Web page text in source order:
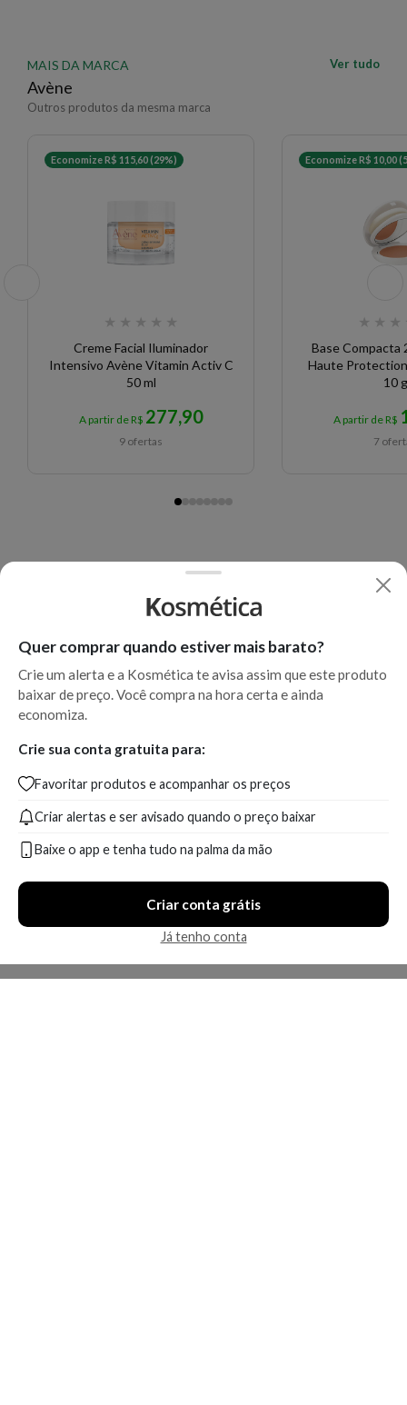
MAIS DA MARCA
Avène
Outros produtos da mesma marca
Ver tudo
Economize R$ 115,60 (29%)
★ ★ ★ ★ ★
Creme Facial Iluminador
Intensivo Avène Vitamin Activ C
50 ml
A partir de R$ 277,90
9 ofertas
Economize R$ 10,00
★ ★ ★
Base Compacta 2 em 1 Avène
Haute Protection
10 g
A partir de R$
7
Quer comprar quando estiver mais barato?
Crie um alerta e a Kosmética te avisa assim que este produto
baixar de preço. Você compra na hora certa e ainda
economiza.
Crie sua conta gratuita para:
Favoritar produtos e acompanhar os preços
Criar alertas e ser avisado quando o preço baixar
Baixe o app e tenha tudo na palma da mão
Criar conta grátis
Já tenho conta